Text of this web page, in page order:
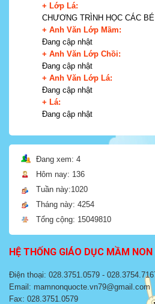
+ Lớp Lá:
CHƯƠNG TRÌNH HỌC CÁC
+ Anh Văn Lớp Mầm:
Đang cập nhật
+ Anh Văn Lớp Chồi:
Đang cập nhật
+ Anh Văn Lớp Lá:
Đang cập nhật
+ Lá:
Đang cập nhật
Đang xem: 4
Hôm nay: 136
Tuần này:1020
Tháng này: 4254
Tổng cộng: 15049810
HỆ THỐNG GIÁO DỤC MẦM
Điện thoại: 028.3751.0579 -
Email: mamnonquocte.vn79@gmail.com
Fax: 028.3751.0579